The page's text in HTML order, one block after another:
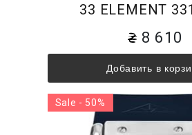
33 ELEMENT
8 610
Добавить в
Sale - 50%